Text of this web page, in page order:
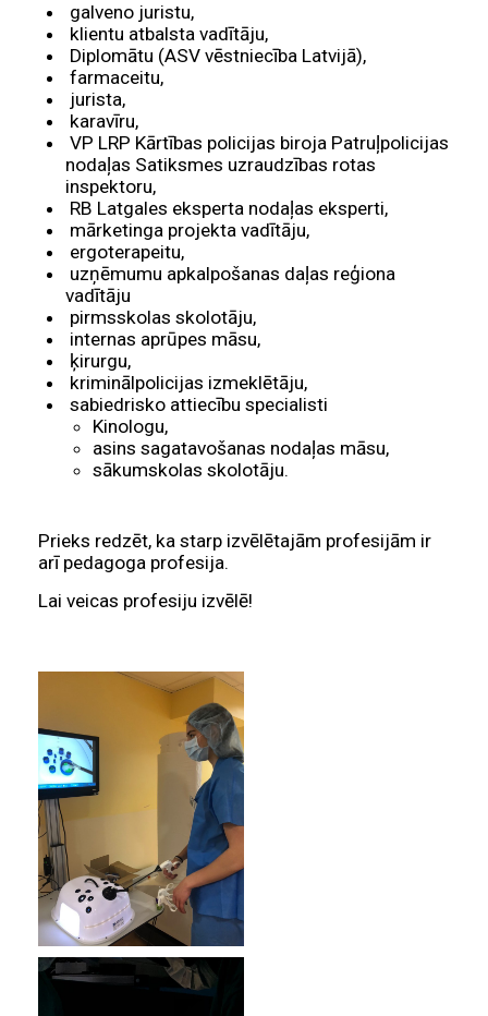
galveno juristu,
klientu atbalsta vadītāju,
Diplomātu (ASV vēstniecība Latvijā),
farmaceitu,
jurista,
karavīru,
VP LRP Kārtības policijas biroja Patruļpolicijas
nodaļas Satiksmes uzraudzības rotas
inspektoru,
RB Latgales eksperta nodaļas eksperti,
mārketinga projekta vadītāju,
ergoterapeitu,
uzņēmumu apkalpošanas daļas reģiona
vadītāju
pirmsskolas skolotāju,
internas aprūpes māsu,
ķirurgu,
kriminālpolicijas izmeklētāju,
sabiedrisko attiecību specialisti
Kinologu,
asins sagatavošanas nodaļas māsu,
sākumskolas skolotāju.
Prieks redzēt, ka starp izvēlētajām profesijām ir
arī pedagoga profesija.
Lai veicas profesiju izvēlē!